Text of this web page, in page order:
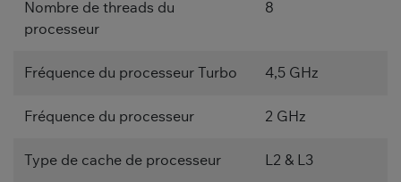
Nombre de threads du
processeur
8
Fréquence du processeur Turbo 4,5 GHz
Fréquence du processeur 2 GHz
Type de cache de processeur L2 & L3